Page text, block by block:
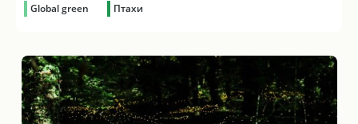
Global green Птахи